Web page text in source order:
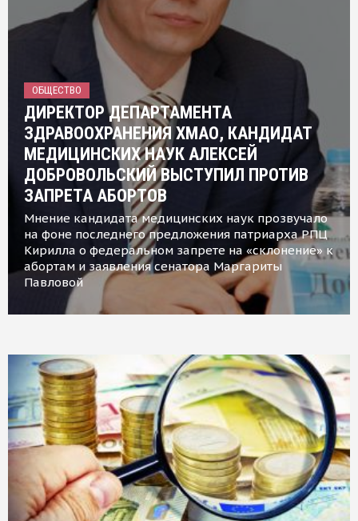
ОБЩЕСТВО
ДИРЕКТОР ДЕПАРТАМЕНТА
ЗДРАВООХРАНЕНИЯ ХМАО, КАНДИДАТ
МЕДИЦИНСКИХ НАУК АЛЕКСЕЙ
ДОБРОВОЛЬСКИЙ ВЫСТУПИЛ ПРОТИВ
ЗАПРЕТА АБОРТОВ
Мнение кандидата медицинских наук прозвучало
на фоне последнего предложения патриарха РПЦ
Кирилла о федеральном запрете на «склонение» к
абортам и заявления сенатора Маргариты
Павловой